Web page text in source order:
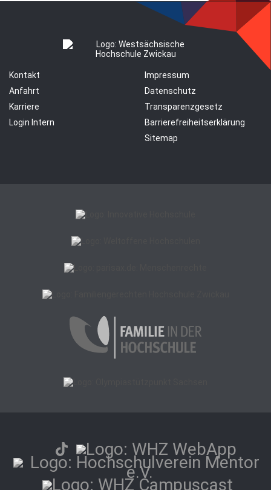
Kontakt
Anfahrt
Karriere
Login Intern
Impressum
Datenschutz
Transparenzgesetz
Barrierefreiheitserklärung
Sitemap